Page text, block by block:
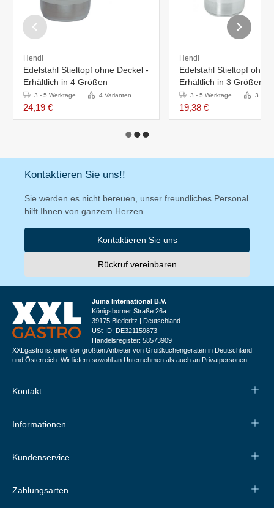
Hendi
Edelstahl Stieltopf ohne Deckel -
Erhältlich in 4 Größen
3 - 5 Werktage 4 Varianten
24,19 €
Hendi
Edelstahl Stieltopf ohne
Erhältlich in 3 Größen
3 - 5 Werktage 3
19,38 €
Kontaktieren Sie uns!!
Sie werden es nicht bereuen, unser freundliches Personal
hilft Ihnen von ganzem Herzen.
Kontaktieren Sie uns
Rückruf vereinbaren
Juma International B.V.
Königsborner Straße 26a
39175 Biederitz | Deutschland
USt-ID: DE321159873
Handelsregister: 58573909
XXLgastro ist einer der größten Anbieter von Großküchengeräten in Deutschland
und Österreich. Wir liefern sowohl an Unternehmen als auch an Privatpersonen.
Kontakt
Informationen
Kundenservice
Zahlungsarten